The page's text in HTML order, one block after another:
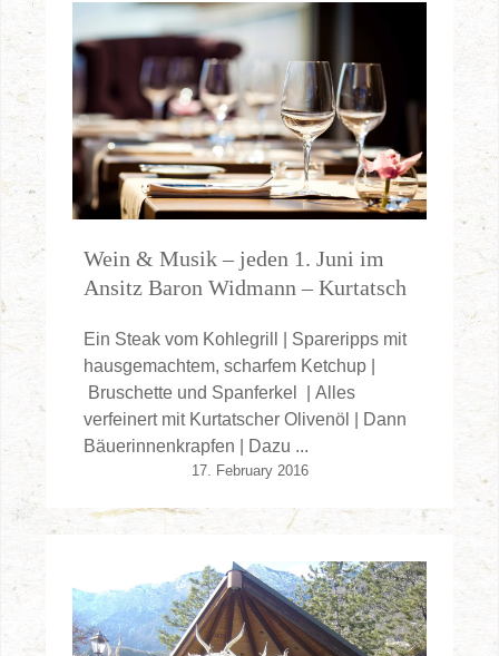
Wein & Musik – jeden 1. Juni im
Ansitz Baron Widmann – Kurtatsch
Ein Steak vom Kohlegrill | Spareripps mit
hausgemachtem, scharfem Ketchup |
Bruschette und Spanferkel | Alles
verfeinert mit Kurtatscher Olivenöl | Dann
Bäuerinnenkrapfen | Dazu ...
17. February 2016